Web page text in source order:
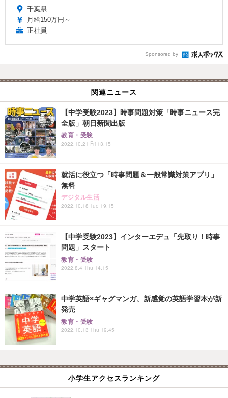
千葉県
月給150万円～
正社員
Sponsored by
関連ニュース
【中学受験2023】時事問題対策「時事ニュース完
全版」朝日新聞出版
教育・受験
2022.10.21 Fri 13:15
就活に役立つ「時事問題＆一般常識対策アプリ」
無料
デジタル生活
2022.10.18 Tue 19:15
【中学受験2023】インターエデュ「先取り！時事
問題」スタート
教育・受験
2022.8.4 Thu 14:15
中学英語×ギャグマンガ、新感覚の英語学習本が新
発売
教育・受験
2022.10.13 Thu 19:45
小学生アクセスランキング